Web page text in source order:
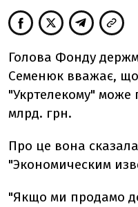
Голова Фонду
Семенюк вважає,
"Укртелекому" може
млрд. грн.
Про це вона
"Экономическим
"Якщо ми продамо